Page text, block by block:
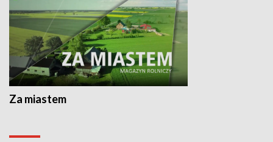
Za miastem